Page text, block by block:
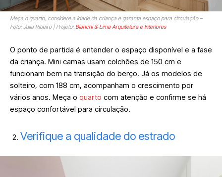
Meça o quarto, considere a idade da criança e garanta espaço para circulação –
Foto: Julia Ribeiro | Projeto: Bianchi & Lima Arquitetura e Interiores
O ponto de partida é entender o espaço disponível e a fase
da criança. Mini camas usam colchões de 150 cm e
funcionam bem na transição do berço. Já os modelos de
solteiro, com 188 cm, acompanham o crescimento por
vários anos. Meça o quarto com atenção e confirme se há
espaço confortável para circulação.
Verifique a qualidade do estrado